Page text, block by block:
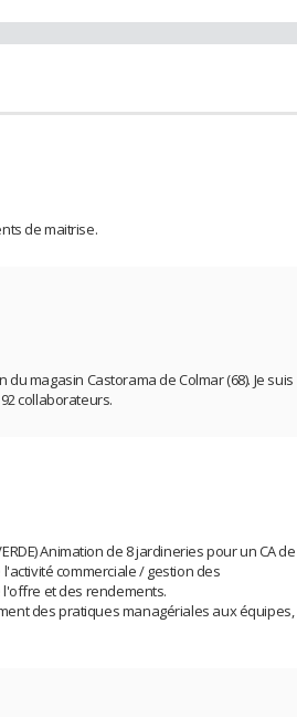
de maitrise.
magasin Castorama de Colmar (68). Je suis
collaborateurs.
Animation de 8 jardineries pour un CA de
commerciale / gestion des
et des rendements.
des pratiques managériales aux équipes,